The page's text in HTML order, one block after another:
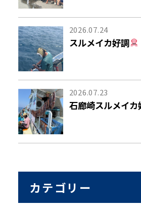
2026.07.24
スルメイカ好調
2026.07.23
石廊崎スルメイカ
カテゴリー